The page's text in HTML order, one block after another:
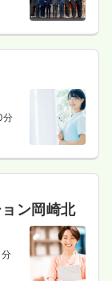
分
ン岡崎北